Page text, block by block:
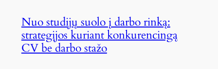
Nuo studijų suolo į darbo rinką:
strategijos kuriant konkurencingą
CV be darbo stažo